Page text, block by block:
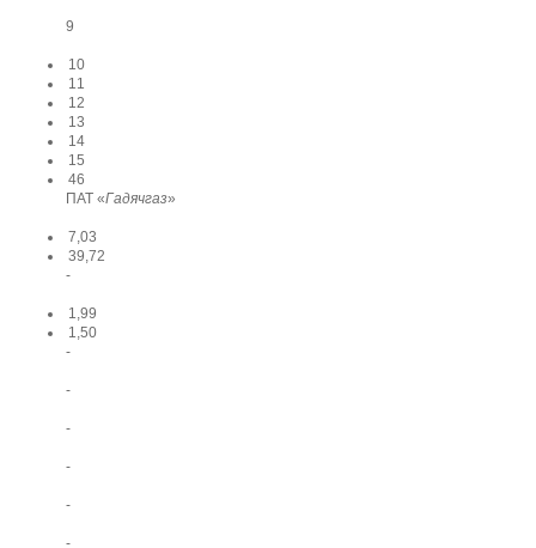
9
10
11
12
13
14
15
46
ПАТ «Гадячгаз»
7,03
39,72
-
1,99
1,50
-
-
-
-
-
-